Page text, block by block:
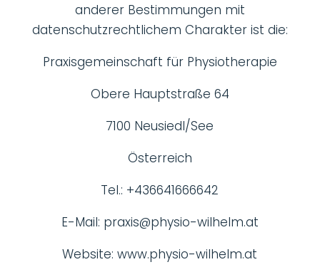
anderer Bestimmungen mit
datenschutzrechtlichem Charakter ist die:
Praxisgemeinschaft für Physiotherapie
Obere Hauptstraße 64
7100 Neusiedl/See
Österreich
Tel.: +436641666642
E-Mail: praxis@physio-wilhelm.at
Website: www.physio-wilhelm.at